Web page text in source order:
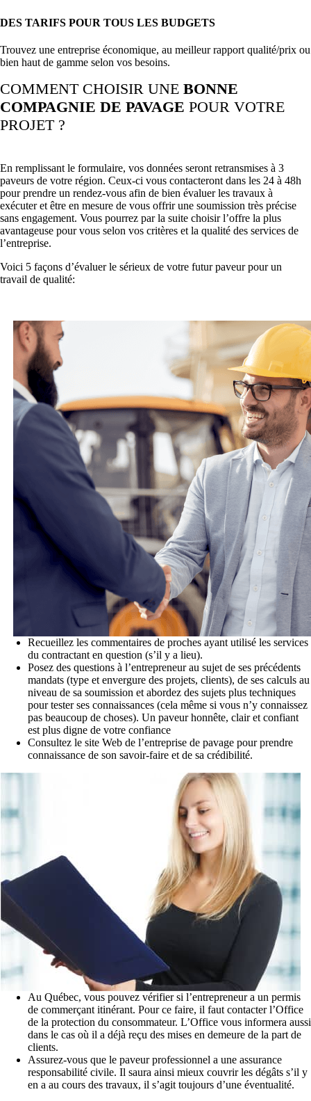
DES TARIFS POUR TOUS LES BUDGETS
Trouvez une entreprise économique, au meilleur rapport qualité/prix ou
bien haut de gamme selon vos besoins.
COMMENT CHOISIR UNE BONNE
COMPAGNIE DE PAVAGE POUR VOTRE
PROJET ?
En remplissant le formulaire, vos données seront retransmises à 3
paveurs de votre région. Ceux-ci vous contacteront dans les 24 à 48h
pour prendre un rendez-vous afin de bien évaluer les travaux à
exécuter et être en mesure de vous offrir une soumission très précise
sans engagement. Vous pourrez par la suite choisir l’offre la plus
avantageuse pour vous selon vos critères et la qualité des services de
l’entreprise.
Voici 5 façons d’évaluer le sérieux de votre futur paveur pour un
travail de qualité:
Recueillez les commentaires de proches ayant utilisé les services
du contractant en question (s’il y a lieu).
Posez des questions à l’entrepreneur au sujet de ses précédents
mandats (type et envergure des projets, clients), de ses calculs au
niveau de sa soumission et abordez des sujets plus techniques
pour tester ses connaissances (cela même si vous n’y connaissez
pas beaucoup de choses). Un paveur honnête, clair et confiant
est plus digne de votre confiance
Consultez le site Web de l’entreprise de pavage pour prendre
connaissance de son savoir-faire et de sa crédibilité.
Au Québec, vous pouvez vérifier si l’entrepreneur a un permis
de commerçant itinérant. Pour ce faire, il faut contacter l’Office
de la protection du consommateur. L’Office vous informera aussi
dans le cas où il a déjà reçu des mises en demeure de la part de
clients.
Assurez-vous que le paveur professionnel a une assurance
responsabilité civile. Il saura ainsi mieux couvrir les dégâts s’il y
en a au cours des travaux, il s’agit toujours d’une éventualité.